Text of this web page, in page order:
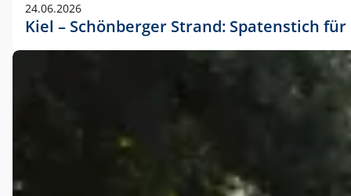
24.06.2026
Kiel – Schönberger Strand: Spatenstich